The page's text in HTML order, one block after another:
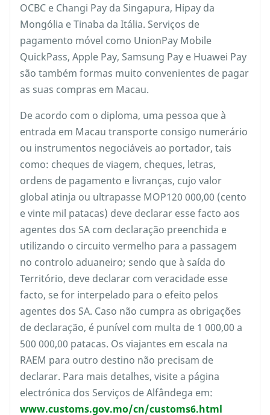
OCBC e Changi Pay da Singapura, Hipay da
Mongólia e Tinaba da Itália. Serviços de
pagamento móvel como UnionPay Mobile
QuickPass, Apple Pay, Samsung Pay e Huawei Pay
são também formas muito convenientes de pagar
as suas compras em Macau.
De acordo com o diploma, uma pessoa que à
entrada em Macau transporte consigo numerário
ou instrumentos negociáveis ao portador, tais
como: cheques de viagem, cheques, letras,
ordens de pagamento e livranças, cujo valor
global atinja ou ultrapasse MOP120 000,00 (cento
e vinte mil patacas) deve declarar esse facto aos
agentes dos SA com declaração preenchida e
utilizando o circuito vermelho para a passagem
no controlo aduaneiro; sendo que à saída do
Território, deve declarar com veracidade esse
facto, se for interpelado para o efeito pelos
agentes dos SA. Caso não cumpra as obrigações
de declaração, é punível com multa de 1 000,00 a
500 000,00 patacas. Os viajantes em escala na
RAEM para outro destino não precisam de
declarar. Para mais detalhes, visite a página
electrónica dos Serviços de Alfândega em:
www.customs.gov.mo/cn/customs6.html